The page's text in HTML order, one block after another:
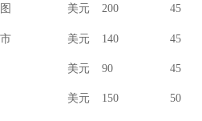
美元 200 45
美元 140 45
美元 90 45
美元 150 50